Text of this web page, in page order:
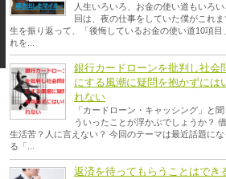
人生いろいろ、お金の使い道もいろ
回は、夜の仕事をしていた僕がこれま
生を振り返って、「後悔しているお金の使い道10項目
れを...
銀行カードローンを批判し社会
にする風潮に疑問を抱かずには
れない
「カードローン・キャッシング」と
ういったことが浮かぶでしょうか？
生活苦？人に言えない？ 今回のテーマは最近話題に
る「...
返済を待ってもらうことはでき